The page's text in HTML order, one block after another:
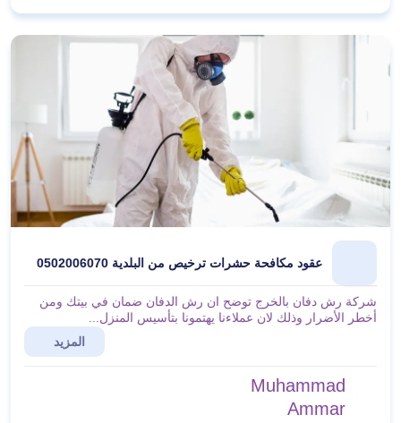
عقود مكافحة حشرات ترخيص من البلدية 0502006070
شركة رش دفان بالخرج توضح ان رش الدفان ضمان في بيتك ومن
أخطر الأضرار وذلك لان عملاءنا يهتمونا بتأسيس المنزل...
المزيد
Muhammad
Ammar